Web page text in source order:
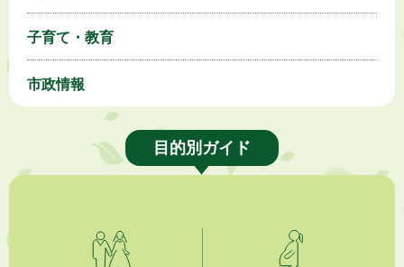
子育て・教育
市政情報
目的別ガイド